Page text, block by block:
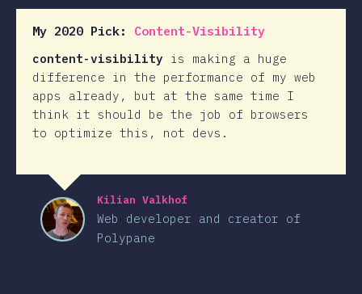
My 2020 Pick: Content-Visibility
content-visibility is making a huge
difference in the performance of my web
apps already, but at the same time I
think it should be the job of browsers
to optimize this, not devs.
Kilian Valkhof
Web developer and creator of
Polypane